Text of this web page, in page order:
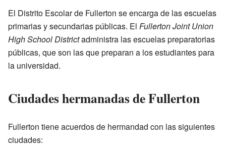
El Distrito Escolar de Fullerton se encarga de las escuelas
primarias y secundarias públicas. El Fullerton Joint Union
High School Districtadministra las escuelas preparatorias
públicas, que son las que preparan a los estudiantes para
la universidad.
Ciudades hermanadas de Fullerton
Fullerton tiene acuerdos de hermandad con las siguientes
ciudades: